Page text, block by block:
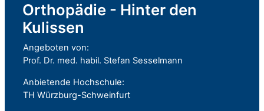
Orthopädie - Hinter den
Kulissen
Angeboten von:
Prof. Dr. med. habil. Stefan Sesselmann
Anbietende Hochschule:
TH Würzburg-Schweinfurt